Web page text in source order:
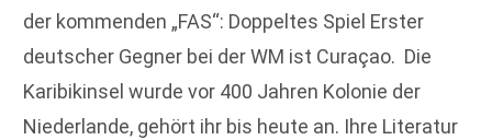
der kommenden „FAS“: Doppeltes Spiel Erster
deutscher Gegner bei der WM ist Curaçao. Die
Karibik­insel wurde vor 400 Jahren Kolonie der
Niederlande, gehört ihr bis heute an. Ihre Literatur